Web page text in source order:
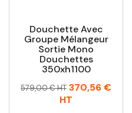
Douchette Avec
Groupe Mélangeur
Sortie Mono
Douchettes
350xh1100
Prix
Prix
579,00 € HT 370,56 €
HT